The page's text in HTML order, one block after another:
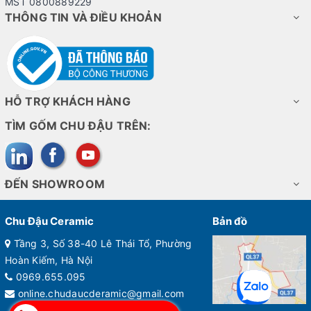
sắc, linh khí của dân tộc Việt.
THÔNG TIN VÀ ĐIỀU KHOẢN
HỖ TRỢ KHÁCH HÀNG
TÌM GỐM CHU ĐẬU TRÊN:
ĐẾN SHOWROOM
Chu Đậu Ceramic
Tầng 3, Số 38-40 Lê Thái Tổ, Phường
Hoàn Kiếm, Hà Nội
0969.655.095
online.chudaucderamic@gmail.com
Bản đồ